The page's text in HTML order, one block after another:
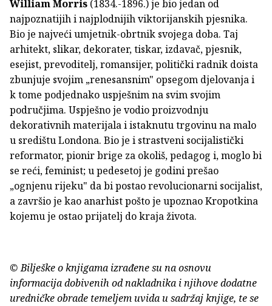
William Morris (1834.-1896.) je bio jedan od
najpoznatijih i najplodnijih viktorijanskih pjesnika.
Bio je najveći umjetnik-obrtnik svojega doba. Taj
arhitekt, slikar, dekorater, tiskar, izdavač, pjesnik,
esejist, prevoditelj, romansijer, politički radnik doista
zbunjuje svojim „renesansnim" opsegom djelovanja i
k tome podjednako uspješnim na svim svojim
područjima. Uspješno je vodio proizvodnju
dekorativnih materijala i istaknutu trgovinu na malo
u središtu Londona. Bio je i strastveni socijalistički
reformator, pionir brige za okoliš, pedagog i, moglo bi
se reći, feminist; u pedesetoj je godini prešao
„ognjenu rijeku" da bi postao revolucionarni socijalist,
a završio je kao anarhist pošto je upoznao Kropotkina
kojemu je ostao prijatelj do kraja života.
© Bilješke o knjigama izrađene su na osnovu
informacija dobivenih od nakladnika i njihove dodatne
uredničke obrade temeljem uvida u sadržaj knjige, te se